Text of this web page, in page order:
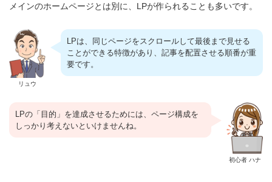
メインのホームページとは別に、LPが作られることも多いです。
リュウ
LPは、同じページをスクロールして最後まで見せる
ことができる特徴があり、記事を配置させる順番が重
要です。
初心者 ハナ
LPの「目的」を達成させるためには、ページ構成を
しっかり考えないといけませんね。